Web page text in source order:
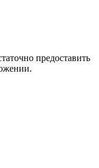
предоставить